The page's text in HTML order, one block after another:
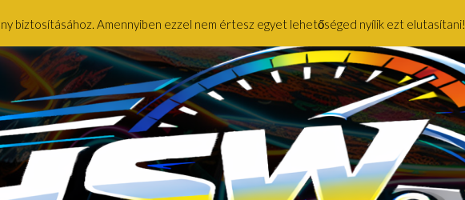
biztosításához. Amennyiben ezzel nem értesz egyet lehetőséged nyílik ezt elutasítani!